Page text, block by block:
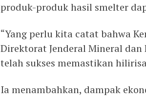
produk-produk hasil smelter
“Yang perlu kita catat bahwa
Direktorat Jenderal Mineral
telah sukses memastikan
Ia menambahkan, dampak